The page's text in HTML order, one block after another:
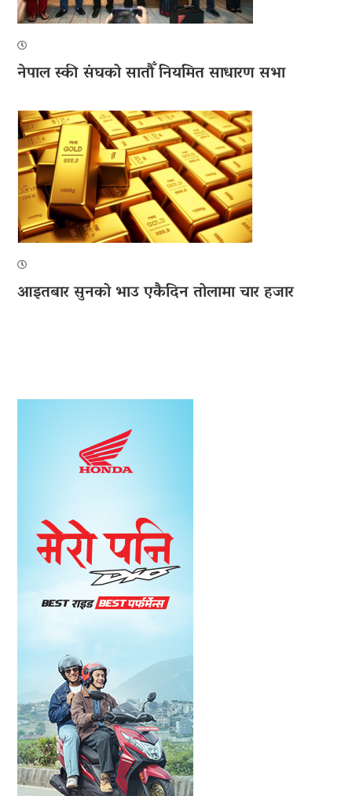
नेपाल स्की संघको सातौँ नियमित साधारण सभा
आइतबार सुनको भाउ एकैदिन तोलामा चार हजार